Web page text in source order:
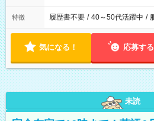
特徴 履歴書不要 / 40～50代活躍中 /
気になる！ 応募する
未読